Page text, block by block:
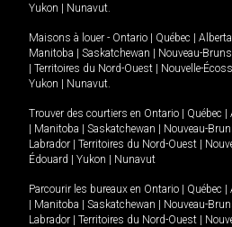
Yukon | Nunavut
Maisons à louer - Ontario | Québec | Alberta
Manitoba | Saskatchewan | Nouveau-
| Territoires du Nord-Ouest | Nouvelle-
Yukon | Nunavut
Trouver des courtiers en Ontario | Québec |
| Manitoba | Saskatchewan | Nouveau-
Labrador | Territoires du Nord-Ouest |
Édouard | Yukon | Nunavut
Parcourir les bureaux en Ontario | Québec |
| Manitoba | Saskatchewan | Nouveau-
Labrador | Territoires du Nord-Ouest |